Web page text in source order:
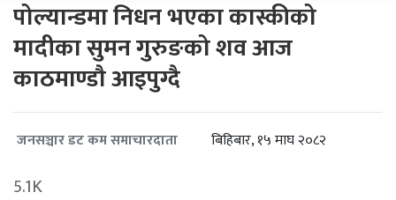
पोल्यान्डमा निधन भएका कास्कीको
मादीका सुमन गुरुङको शव आज
काठमाण्डौ आइपुग्दै
जनसञ्चार डट कम समाचारदाता बिहिबार, १५ माघ २०८२
5.1K